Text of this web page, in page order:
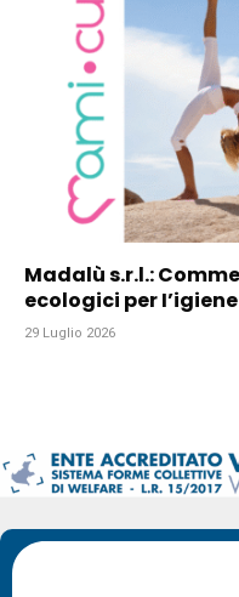
Madalù s.r.l.:
ecologici per
29 Luglio 2026